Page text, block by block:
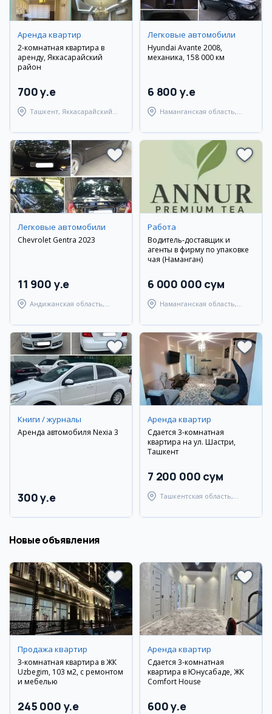
Аренда квартир
2-комнатная квартира в
аренду, Яккасарайский
район
700 y.e
Ташкент, Яккасарайский
Легковые автомобили
Hyundai Avante 2008,
механика, 158 000 км
6 800 y.e
Наманганская область,
Легковые автомобили
Chevrolet Gentra 2023
11 900 y.e
Андижанская область,
Работа
Водитель-доставщик и
агенты в фирму по упаковке
чая (Наманган)
6 000 000 сум
Наманганская область,
Книги / журналы
Аренда автомобиля Nexia 3
300 y.e
Аренда квартир
Сдается 3-комнатная
квартира на ул. Шастри,
Ташкент
7 200 000 сум
Ташкентская область,
Новые объявления
Продажа квартир
3-комнатная квартира в ЖК
Uzbegim, 103 м2, с ремонтом
и мебелью
245 000 y.e
Аренда квартир
Сдается 3-комнатная
квартира в Юнусабаде, ЖК
Comfort House
600 y.e